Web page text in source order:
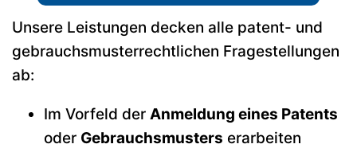
Unsere Leistungen decken alle patent- und
gebrauchsmusterrechtlichen Fragestellungen
ab:
Im Vorfeld der Anmeldung eines Patents
oder Gebrauchsmusters erarbeiten